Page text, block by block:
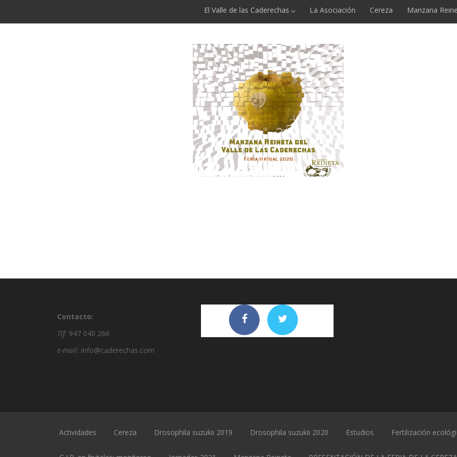
El Valle de las Caderechas La Asociación Cereza Manzana
Contacto:
Tlf: 947 040 266
e-mail: info@caderechas.com
Actividades Cereza Drosophila suzukii 2019 Drosophila suzukii 2020 Estudios Fertilización